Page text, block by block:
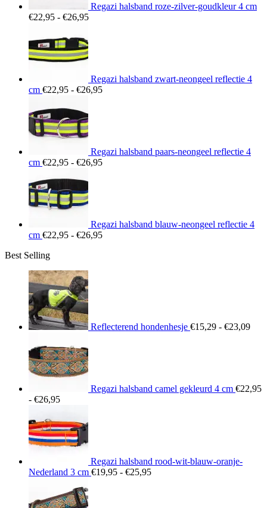
Regazi halsband roze-zilver-goudkleur 4 cm
€22,95 - €26,95Prijsklasse:
Regazi halsband zwart-neongeel reflectie 4
cm €22,95 - €26,95Prijsklasse:
Regazi halsband paars-neongeel reflectie 4
cm €22,95 - €26,95Prijsklasse:
Regazi halsband blauw-neongeel reflectie 4
cm €22,95 - €26,95Prijsklasse:
Best Selling
Reflecterend hondenhesje €15,29 - €23,09
Regazi halsband camel gekleurd 4 cm €22,95
- €26,95Prijsklasse:
tot
€26,95
Regazi halsband rood-wit-blauw-oranje-
Nederland 3 cm €19,95 - €25,95Prijsklasse: